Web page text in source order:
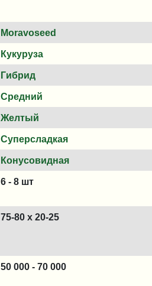
Moravoseed
Кукуруза
Гибрид
Средний
Желтый
Суперсладкая
Конусовидная
6 - 8 шт
75-80 х 20-25
50 000 - 70 000